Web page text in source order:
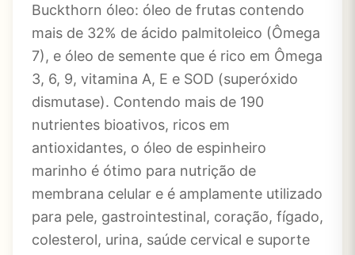
Buckthorn óleo: óleo de frutas contendo
mais de 32% de ácido palmitoleico (Ômega
7), e óleo de semente que é rico em Ômega
3, 6, 9, vitamina A, E e SOD (superóxido
dismutase). Contendo mais de 190
nutrientes bioativos, ricos em
antioxidantes, o óleo de espinheiro
marinho é ótimo para nutrição de
membrana celular e é amplamente utilizado
para pele, gastrointestinal, coração, fígado,
colesterol, urina, saúde cervical e suporte